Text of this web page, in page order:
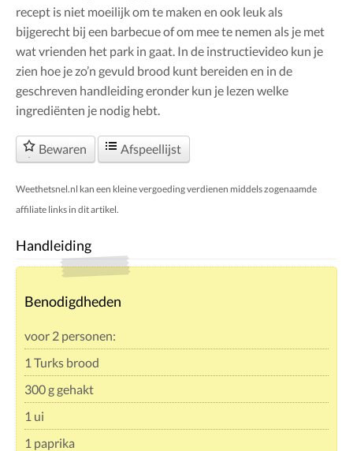
recept is niet moeilijk om te maken en ook leuk als
bijgerecht bij een barbecue of om mee te nemen als je met
wat vrienden het park in gaat. In de instructievideo kun je
zien hoe je zo’n gevuld brood kunt bereiden en in de
geschreven handleiding eronder kun je lezen welke
ingrediënten je nodig hebt.
Bewaren Afspeellijst
Weethetsnel.nl kan een kleine vergoeding verdienen middels zogenaamde
affiliate links in dit artikel.
Handleiding
Benodigdheden
voor 2 personen:
1 Turks brood
300 g gehakt
1 ui
1 paprika